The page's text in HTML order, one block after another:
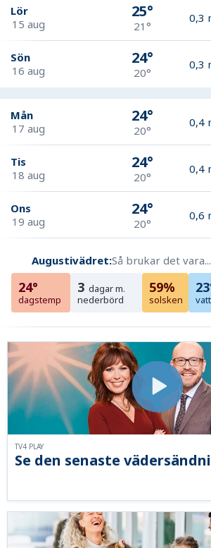
Lör
15 aug
25°
21°
0,3
Sön
16 aug
24°
20°
0,3
Mån
17 aug
24°
20°
0,4
Tis
18 aug
24°
20°
0,4
Ons
19 aug
24°
20°
0,6
Augustivädret:Så brukar det vara...
24°
dagstemp
3 dagar m.
nederbörd
59%
solsken
Se den senaste
TV4 PLAY